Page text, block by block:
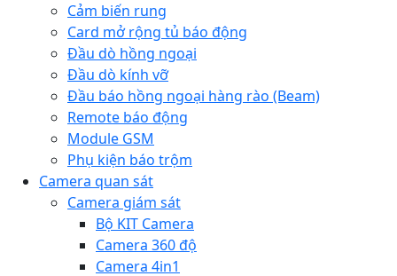
Cảm biến rung
Card mở rộng tủ báo động
Đầu dò hồng ngoại
Đầu dò kính vỡ
Đầu báo hồng ngoại hàng rào (Beam)
Remote báo động
Module GSM
Phụ kiện báo trộm
Camera quan sát
Camera giám sát
Bộ KIT Camera
Camera 360 độ
Camera 4in1